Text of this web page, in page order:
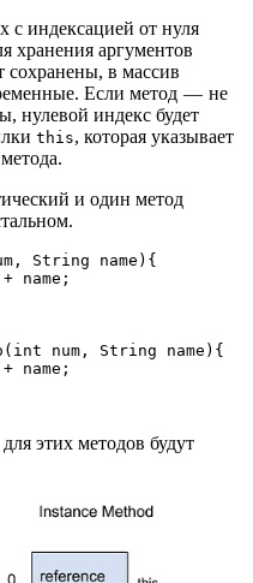
с индексацией от нуля
хранения аргументов
сохранены, в массив
Если метод — не
нулевой индекс будет
this, которая указывает
и один метод
String name){
num, String name){
этих методов будут